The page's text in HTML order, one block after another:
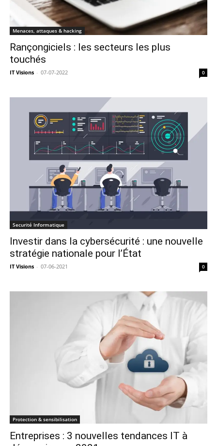
Menaces, attaques & hacking
Rançongiciels : les secteurs les plus
touchés
IT Visions - 07-07-2022 0
Securité Informatique
Investir dans la cybersécurité : une nouvelle
stratégie nationale pour l’État
IT Visions - 07-06-2021 0
Protection & sensibilisation
Entreprises : 3 nouvelles tendances IT à